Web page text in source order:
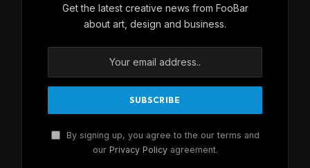
Get the latest creative news from FooBar
about art, design and business.
By signing up, you agree to the our terms and
our Privacy Policyagreement.